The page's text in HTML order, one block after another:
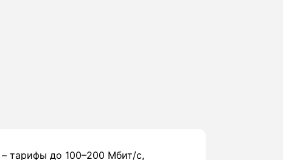
тарифы до 100–200 Мбит/с,